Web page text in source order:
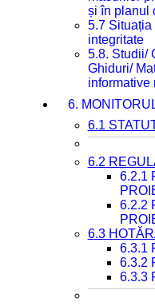
și în planul
5.7
integritate
5.8. Studii/
Ghiduri/
informative
6.
6.1
6.2
6.2.1
6.2.2
6.3
6.3.1
6.3.2
6.3.3